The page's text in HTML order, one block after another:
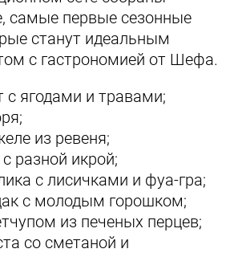
самые первые сезонные
станут идеальным
с гастрономией от Шефа.
с ягодами и травами;
из ревеня;
разной икрой;
с лисичками и фуа-гра;
с молодым горошком;
из печеных перцев;
со сметаной и